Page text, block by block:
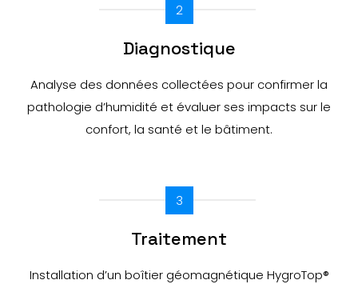
2
Diagnostique
Analyse des données collectées pour confirmer la
pathologie d’humidité et évaluer ses impacts sur le
confort, la santé et le bâtiment.
3
Traitement
Installation d’un boîtier géomagnétique HygroTop®